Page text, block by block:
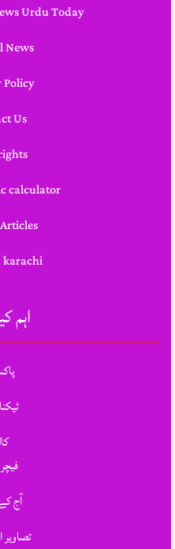
Urdu Today
News
Us
calculator
اہم
آج
تصاویر